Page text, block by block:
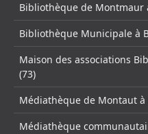
Bibliothèque de Montmaur
Bibliothèque Municipale à
Maison des associations
(73)
Médiathèque de Montaut à
Médiathèque